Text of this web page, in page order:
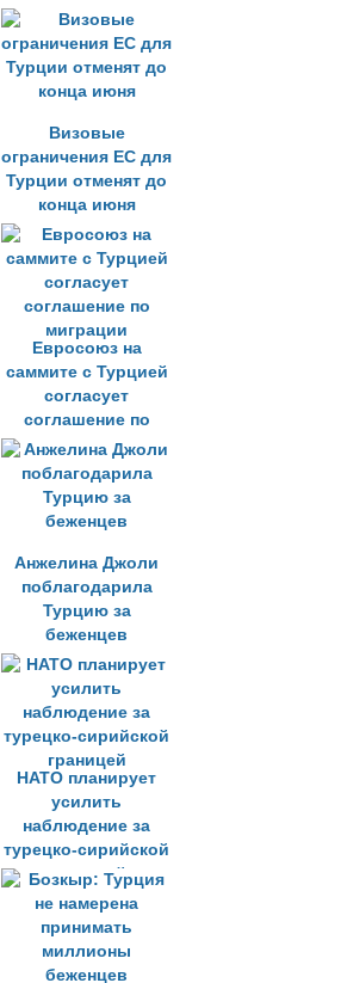
Визовые
ограничения ЕС для
Турции отменят до
конца июня
Евросоюз на
саммите с Турцией
согласует
соглашение по
миграции
Анжелина Джоли
поблагодарила
Турцию за
беженцев
НАТО планирует
усилить
наблюдение за
турецко-сирийской
границей